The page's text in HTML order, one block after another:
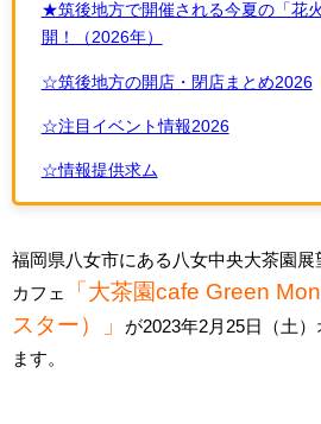
★筑後地方で開催される今夏の「花
開！（2026年）
☆筑後地方の開店・閉店まとめ2026
☆注目イベント情報2026
☆情報提供求ム
福岡県八女市にある八女中央大茶園
カフェ
「大茶園cafe Green
スター）」
が2023年2月25日（土
ます。